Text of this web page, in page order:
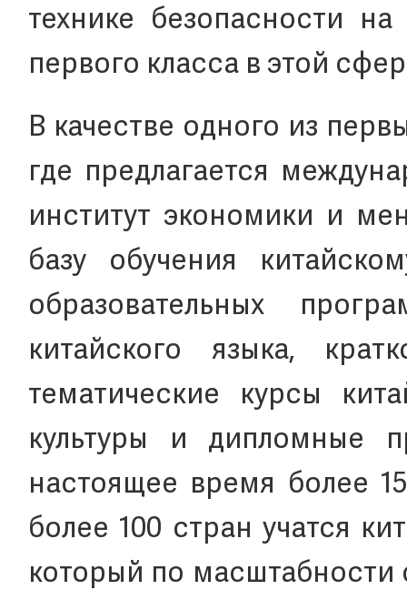
технике безопасности
первого класса в этой
В качестве одного из
где предлагается
институт экономики и
базу обучения
образовательных
китайского языка,
тематические курсы
культуры и дипломные
настоящее время более
более 100 стран учатся
который по масштабности